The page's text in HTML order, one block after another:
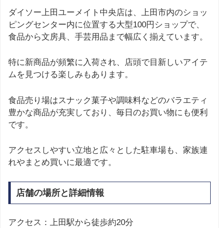
ダイソー上田ユーメイト中央店は、上田市内のショッ
ピングセンター内に位置する大型100円ショップで、
食品から文房具、手芸用品まで幅広く揃えています。
特に新商品が頻繁に入荷され、店頭で目新しいアイテ
ムを見つける楽しみもあります。
食品売り場はスナック菓子や調味料などのバラエティ
豊かな商品が充実しており、毎日のお買い物にも便利
です。
アクセスしやすい立地と広々とした駐車場も、家族連
れやまとめ買いに最適です。
店舗の場所と詳細情報
アクセス：上田駅から徒歩約20分